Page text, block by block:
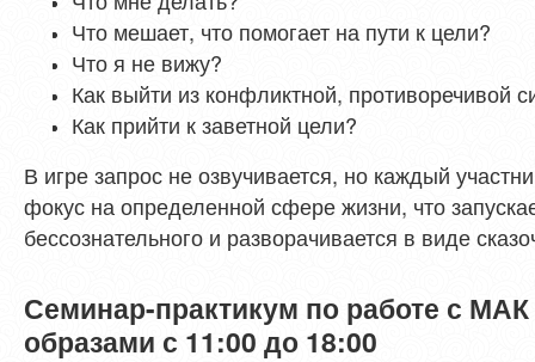
Что мешает, что помогает на пути к цели?
Что я не вижу?
Как выйти из конфликтной, противоречивой
Как прийти к заветной цели?
В игре запрос не озвучивается, но каждый
фокус на определенной сфере жизни, что
бессознательного и разворачивается в виде
Семинар-практикум по работе с
образами с 11:00 до 18:00